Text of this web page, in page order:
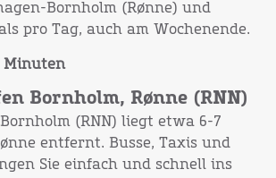
Bornholm (Rønne) und
pro Tag, auch am Wochenende.
Minuten
Bornholm, Rønne (RNN)
(RNN) liegt etwa 6-7
entfernt. Busse, Taxis und
Sie einfach und schnell ins